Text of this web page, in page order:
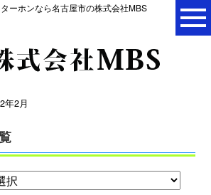
ーホンなら名古屋市の株式会社MBS
年2月